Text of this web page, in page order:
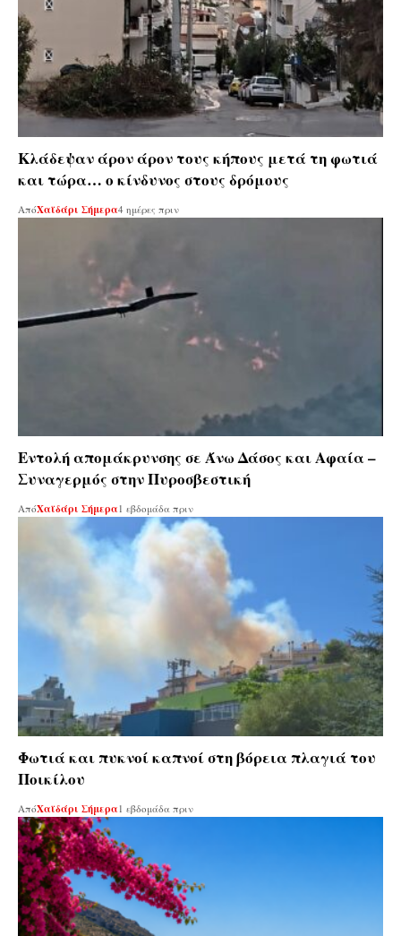
Κλάδεψαν άρον άρον τους κήπους μετά τη φωτιά
και τώρα… ο κίνδυνος στους δρόμους
ΑπόΧαϊδάρι Σήμερα4 ημέρες πριν
Εντολή απομάκρυνσης σε Άνω Δάσος και Αφαία –
Συναγερμός στην Πυροσβεστική
ΑπόΧαϊδάρι Σήμερα1 εβδομάδα πριν
Φωτιά και πυκνοί καπνοί στη βόρεια πλαγιά του
Ποικίλου
ΑπόΧαϊδάρι Σήμερα1 εβδομάδα πριν